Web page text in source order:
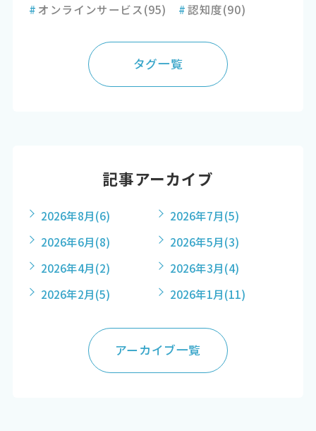
# オンラインサービス(95) #認知度(90)
タグ一覧
記事アーカイブ
2026年8月(6) 2026年7月(5)
2026年6月(8) 2026年5月(3)
2026年4月(2) 2026年3月(4)
2026年2月(5) 2026年1月(11)
アーカイブ一覧